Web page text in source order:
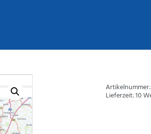
Artikelnummer:
Lieferzeit:10